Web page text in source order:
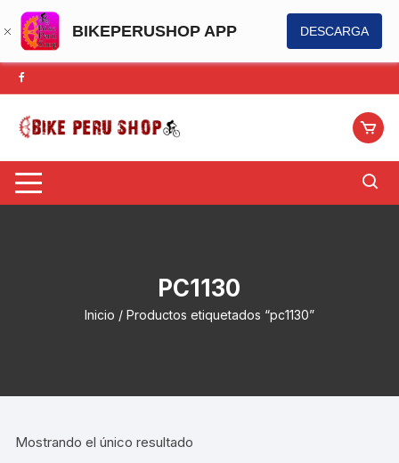
BIKEPERUSHOP APP DESCARGA
Saltar
al
contenido
PC1130
Inicio / Productos etiquetados “pc1130”
Mostrando el único resultado